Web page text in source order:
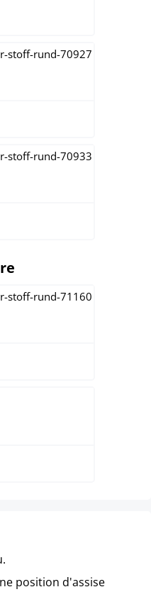
position d'assise